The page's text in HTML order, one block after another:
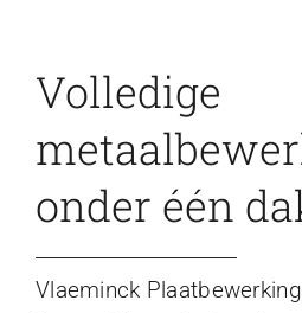
Volledige
onder één
Vlaeminck